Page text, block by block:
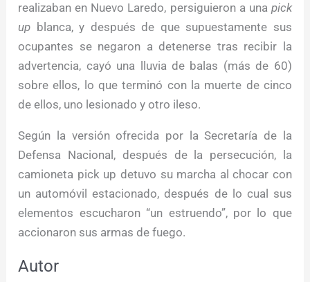
realizaban en Nuevo Laredo, persiguieron a una pick
up blanca, y después de que supuestamente sus
ocupantes se negaron a detenerse tras recibir la
advertencia, cayó una lluvia de balas (más de 60)
sobre ellos, lo que terminó con la muerte de cinco
de ellos, uno lesionado y otro ileso.
Según la versión ofrecida por la Secretaría de la
Defensa Nacional, después de la persecución, la
camioneta pick up detuvo su marcha al chocar con
un automóvil estacionado, después de lo cual sus
elementos escucharon “un estruendo”, por lo que
accionaron sus armas de fuego.
Autor